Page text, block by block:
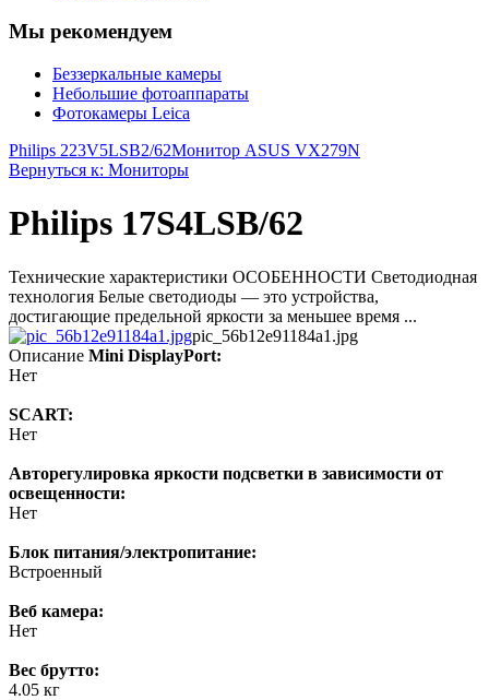
Мы рекомендуем
Беззеркальные камеры
Небольшие фотоаппараты
Фотокамеры Leica
Philips 223V5LSB2/62Монитор ASUS VX279N
Вернуться к: Мониторы
Philips 17S4LSB/62
Технические характеристики ОСОБЕННОСТИ Светодиодная
технология Белые светодиоды — это устройства,
достигающие предельной яркости за меньшее время ...
pic_56b12e91184a1.jpg
Описание Mini DisplayPort:
Нет
SCART:
Нет
Авторегулировка яркости подсветки в зависимости от
освещенности:
Нет
Блок питания/электропитание:
Встроенный
Веб камера:
Нет
Вес брутто:
4.05 кг